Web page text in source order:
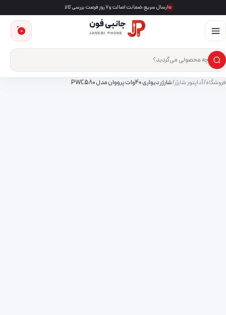
ارسال سریع، ضمانت اصالت و ۷ روز فرصت بررسی کالا
جانبی فون
JANEBI PHONE
جست‌وجوی محصول
×
0
فروشگاه/آداپتور شارژر/شارژر دیواری 40وات پرووان مدل PWC580